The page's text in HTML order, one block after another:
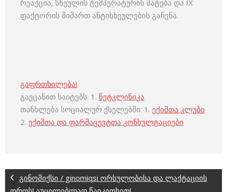
რეაქცია, სხეულის ტემპერატურის მატება და IX
ფაქტორის მიმართ ანტისხეულების გაჩენა.
გაფრთხილება!
გაეცანით საიტებს: 1. ნეტკლინიკა
თანხლება სოციალურ ქსელებში: 1. ექიმთა კლუბი
2. ექიმთა და ფარმაცევტთა კონსულტაციები
გინომიქსი / ginomiqsi ორსულობისა და ლაქტაციის